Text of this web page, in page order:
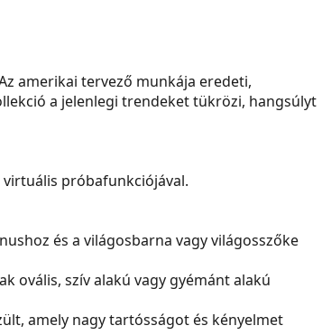
amerikai tervező munkája eredeti,
a jelenlegi trendeket tükrözi, hangsúlyt
virtuális próbafunkciójával.
és a világosbarna vagy világosszőke
ovális, szív alakú vagy gyémánt alakú
amely nagy tartósságot és kényelmet